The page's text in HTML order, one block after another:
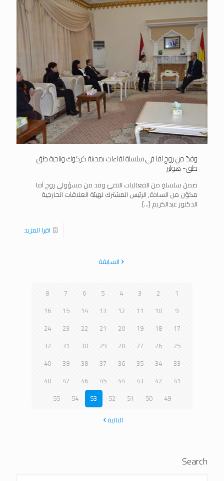
وفدٌ من روج آفا في سلسلة لقاءات بمدينة كركوك وناحية طق
طق- هولير
ضمنَ سلسلةٍ من الفعاليات التقىَ وفد من مسؤولي روج آفا
مكوَن من السادة, الرئيس المشترك لهيئة العلاقات الخارجية
الدكتور عبدالكريم […]
اقرا المزيد
السابقة
1
2
3
4
5
6
7
8
9
10
11
12
13
14
15
16
17
18
19
20
21
22
23
24
25
26
27
28
29
30
31
32
33
34
35
36
37
38
39
40
41
42
43
44
45
46
47
48
49
50
51
52
53
54
55
التالية
Search